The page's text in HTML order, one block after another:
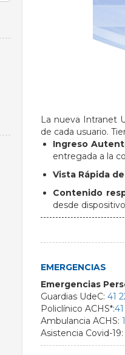
La nueva Intranet
de cada usuario.
Ingreso
entregada a la
Vista Rápida
Contenido
desde
EMERGENCIAS
Emergencias
Guardias UdeC: 41
Policlínico ACHS*:
Ambulancia ACHS:
Asistencia Covid-19: